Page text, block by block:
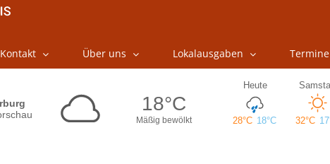
Kontakt Über uns Lokalausgaben Termine